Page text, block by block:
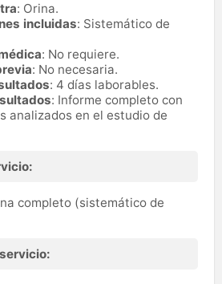
: Orina.
incluidas: Sistemático de
: No requiere.
: No necesaria.
: 4 días laborables.
: Informe completo con
analizados en el estudio de
completo (sistemático de